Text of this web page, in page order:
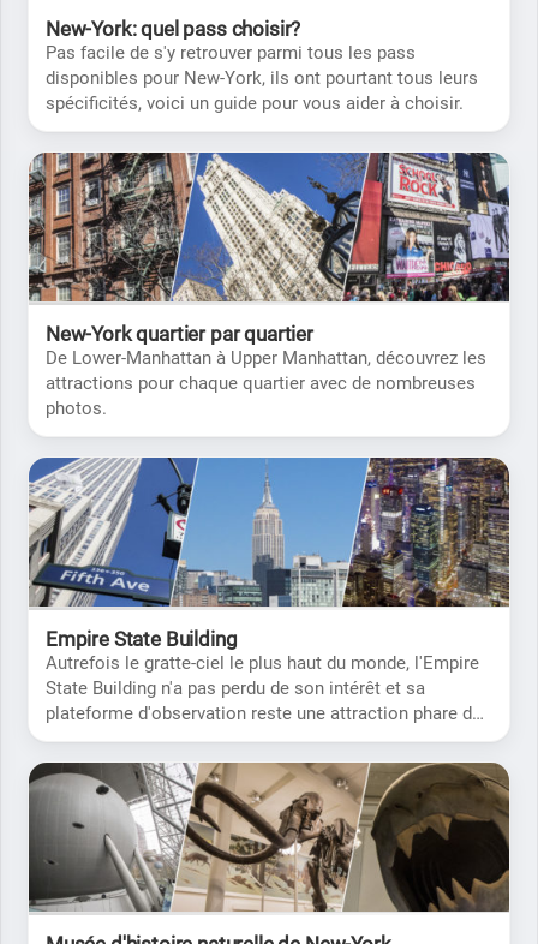
New-York: quel pass choisir?
Pas facile de s'y retrouver parmi tous les pass
disponibles pour New-York, ils ont pourtant tous leurs
spécificités, voici un guide pour vous aider à choisir.
New-York quartier par quartier
De Lower-Manhattan à Upper Manhattan, découvrez les
attractions pour chaque quartier avec de nombreuses
photos.
Empire State Building
Autrefois le gratte-ciel le plus haut du monde, l'Empire
State Building n'a pas perdu de son intérêt et sa
plateforme d'observation reste une attraction phare de
New-York.